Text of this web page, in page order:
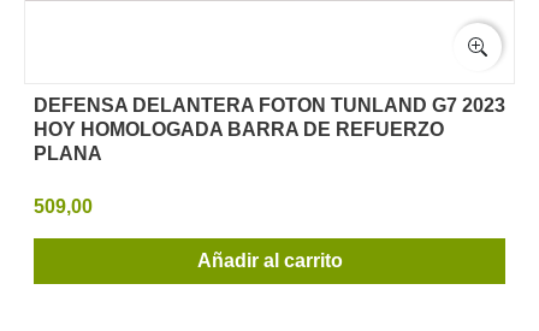
DEFENSA DELANTERA FOTON TUNLAND G7 2023
HOY HOMOLOGADA BARRA DE REFUERZO
PLANA
509,00
Añadir al carrito